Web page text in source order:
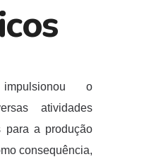
o
atividades
para a produção
consequência,